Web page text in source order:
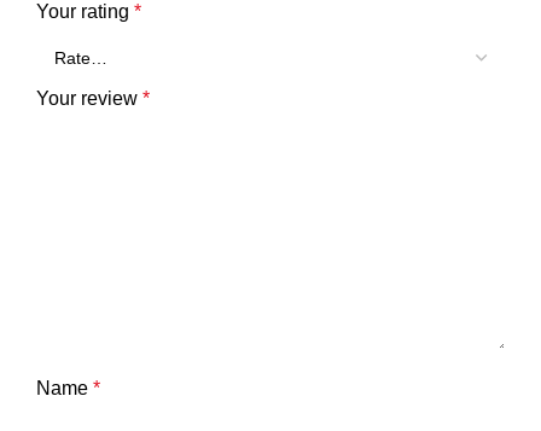
Your rating *
Your review *
Name *